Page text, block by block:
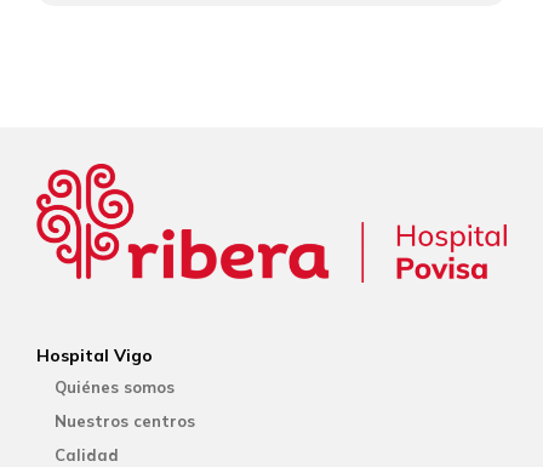
Hospital Vigo
Quiénes somos
Nuestros centros
Calidad